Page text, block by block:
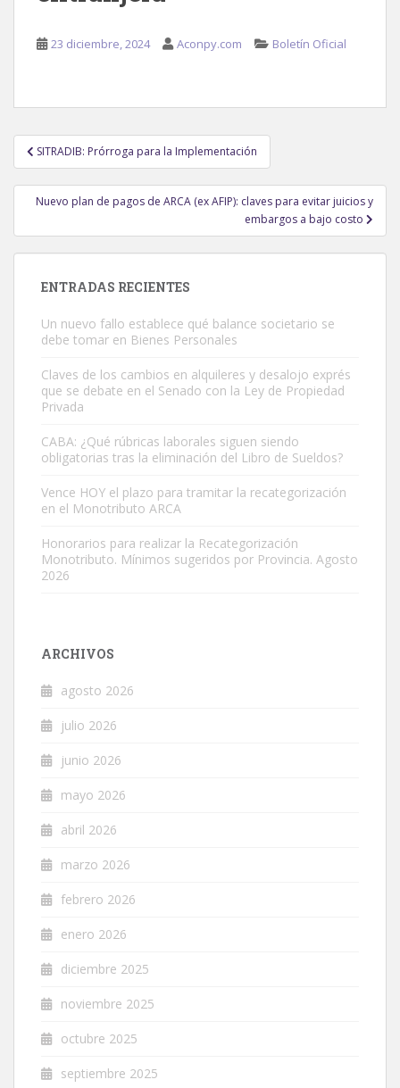
23 diciembre, 2024 Aconpy.com Boletín Oficial
Navegación
de
entradas
SITRADIB: Prórroga para la Implementación
Nuevo plan de pagos de ARCA (ex AFIP): claves para evitar juicios y
embargos a bajo costo
ENTRADAS RECIENTES
Un nuevo fallo establece qué balance societario se
debe tomar en Bienes Personales
Claves de los cambios en alquileres y desalojo exprés
que se debate en el Senado con la Ley de Propiedad
Privada
CABA: ¿Qué rúbricas laborales siguen siendo
obligatorias tras la eliminación del Libro de Sueldos?
Vence HOY el plazo para tramitar la recategorización
en el Monotributo ARCA
Honorarios para realizar la Recategorización
Monotributo. Mínimos sugeridos por Provincia. Agosto
2026
ARCHIVOS
agosto 2026
julio 2026
junio 2026
mayo 2026
abril 2026
marzo 2026
febrero 2026
enero 2026
diciembre 2025
noviembre 2025
octubre 2025
septiembre 2025